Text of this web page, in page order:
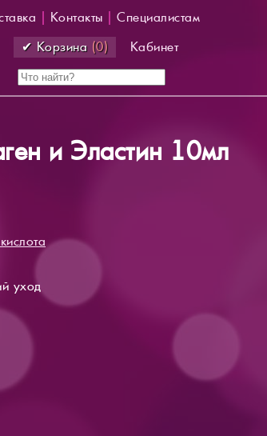
Контакты
Специалистам
✔ Корзина (0) Кабинет
и Эластин 10мл
уход